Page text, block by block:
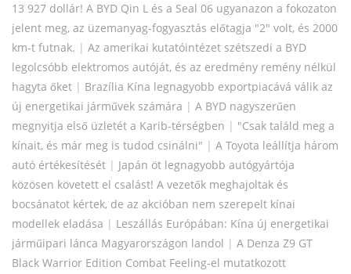
13 927 dollár! A BYD Qin L és a Seal 06 ugyanazon a fokozaton
jelent meg, az üzemanyag-fogyasztás előtagja "2" volt, és 2000
km-t futnak. | Az amerikai kutatóintézet szétszedi a BYD
legolcsóbb elektromos autóját, és az eredmény remény nélkül
hagyta őket | Brazília Kína legnagyobb exportpiacává válik az
új energetikai járművek számára | A BYD nagyszerűen
megnyitja első üzletét a Karib-térségben | "Csak találd meg a
kínait, és már meg is tudod csinálni" | A Toyota leállítja három
autó értékesítését | Japán öt legnagyobb autógyártója
közösen követett el csalást! A vezetők meghajoltak és
bocsánatot kértek, de az akcióban nem szerepelt kínai
modellek eladása | Leszállás Európában: Kína új energetikai
járműipari lánca Magyarországon landol | A Denza Z9 GT
Black Warrior Edition Combat Feeling-el mutatkozott